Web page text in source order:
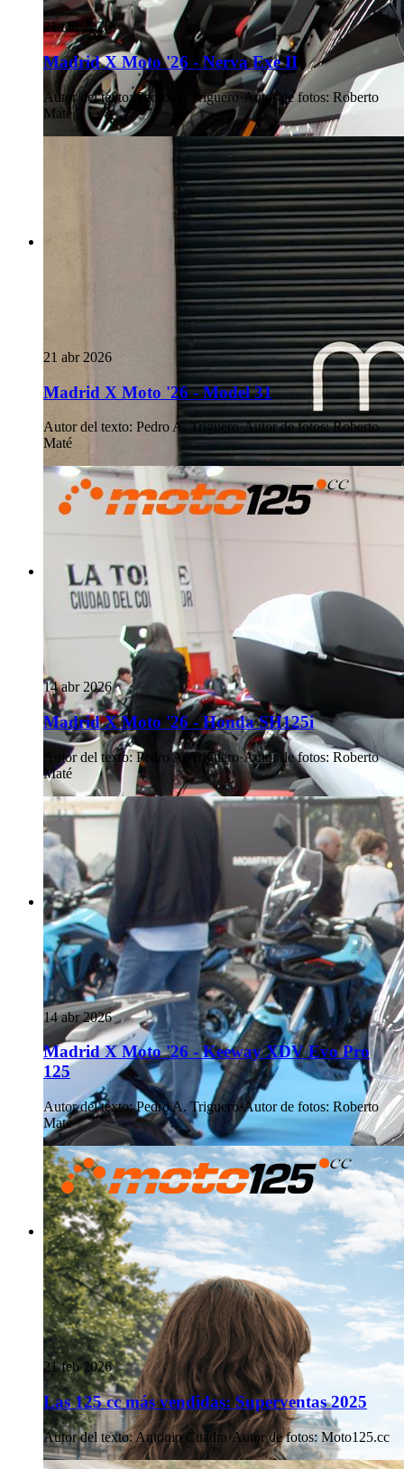
21 abr 2026
Madrid X Moto '26 - Nerva Exe II
Autor del texto: Pedro A. Triguero·Autor de fotos: Roberto
Maté
21 abr 2026
Madrid X Moto '26 - Model 31
Autor del texto: Pedro A. Triguero·Autor de fotos: Roberto
Maté
14 abr 2026
Madrid X Moto '26 - Honda SH125i
Autor del texto: Pedro A. Triguero·Autor de fotos: Roberto
Maté
14 abr 2026
Madrid X Moto '26 - Keeway XDV Evo Pro
125
Autor del texto: Pedro A. Triguero·Autor de fotos: Roberto
Maté
21 feb 2026
Las 125 cc más vendidas: Superventas 2025
Autor del texto:Antonio Cuadra·Autor de fotos: Moto125.cc